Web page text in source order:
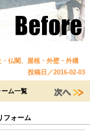
仏閣、屋根・外壁・外構
投稿日／2016-02-03
ーム一覧
フォーム